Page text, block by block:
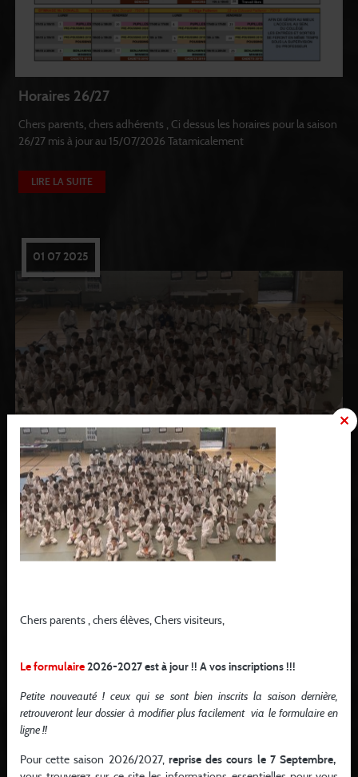
Horaires 26/27
Chers parents, chers adhérents , Ci dessus les horaires pour la saison
26/27 mis à jour au 15/07/2026 Tatamicalement
LIRE LA SUITE
01 07 2025
Rentrée 26/27
Chers parents , chers élèves, Chers visiteurs, ...
LIRE LA SUITE
Chers parents , chers élèves, Chers visiteurs,
Le formulaire2026-2027 est à jour !! A vos inscriptions !!!
Petite nouveauté ! ceux qui se sont bien inscrits la saison dernière,
retrouveront leur dossier à modifier plus facilement via le formulaire en
ligne !!
Pour cette saison 2026/2027, reprise des cours le 7 Septembre,